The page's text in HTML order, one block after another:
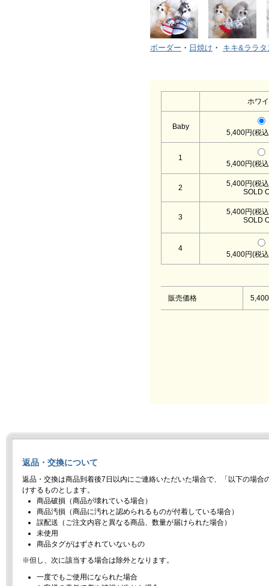
ボーダー ・ 日焼け ・ キキ&ララタ
ホワ
Baby
5,400円(税
1
5,400円(税
2
5,400円(税
SOLD
3
5,400円(税
SOLD
4
5,400円(税
販売価格
返品・交換について
返品・交換は商品到着後7日以内にご連絡いただいた場合で、「以下の場合
けするものとします。
商品破損（商品が壊れている場合）
商品汚損（商品に汚れと認められるものが付着している場合）
誤配送（ご注文内容と異なる商品、数量が届けられた場合）
未使用
商品タグがはずされていないもの
※但し、次に該当する場合は除外となります。
一度でもご使用になられた場合